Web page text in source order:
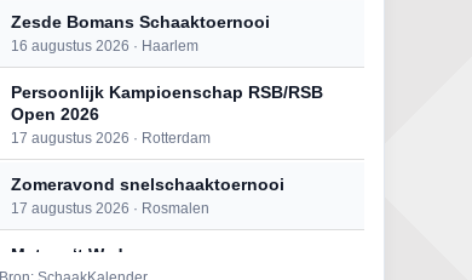
Zesde Bomans Schaaktoernooi
16 augustus 2026 · Haarlem
Persoonlijk Kampioenschap RSB/RSB
Open 2026
17 augustus 2026 · Rotterdam
Zomeravond snelschaaktoernooi
17 augustus 2026 · Rosmalen
Mat op ‘t Wad